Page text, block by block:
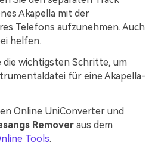
Akapella mit der
Telefons aufzunehmen. Auch
helfen.
die wichtigsten Schritte, um
für eine Akapella-
Online UniConverter und
Remover aus dem
Tools.